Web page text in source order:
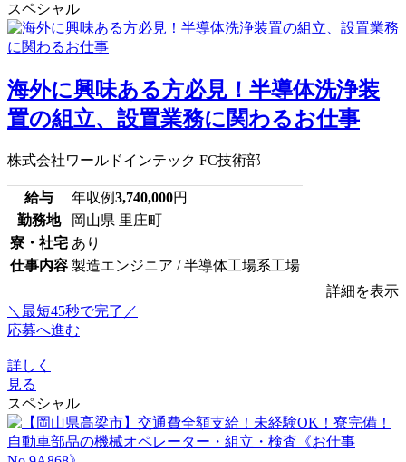
スペシャル
海外に興味ある方必見！半導体洗浄装
置の組立、設置業務に関わるお仕事
株式会社ワールドインテック FC技術部
給与 年収例3,740,000円
勤務地
岡山県 里庄町
寮・社宅 あり
仕事内容 製造エンジニア / 半導体工場系工場
詳細を表示
＼最短45秒で完了／
応募へ進む
詳しく
見る
スペシャル